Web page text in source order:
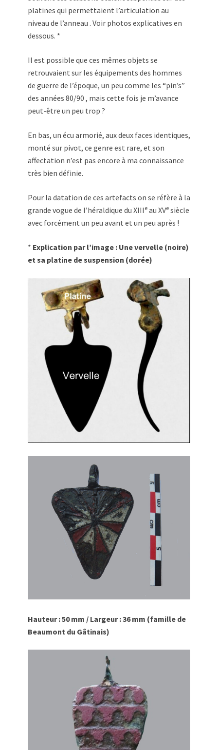
platines qui permettaient l’articulation au
niveau de l’anneau . Voir photos explicatives en
dessous. *
Il est possible que ces mêmes objets se
retrouvaient sur les équipements des hommes
de guerre de l’époque, un peu comme les “pin’s”
des années 80/90 , mais cette fois je m’avance
peut-être un peu trop ?
En bas, un écu armorié, aux deux faces identiques,
monté sur pivot, ce genre est rare, et son
affectation n’est pas encore à ma connaissance
très bien définie.
Pour la datation de ces artefacts on se réfère à la
grande vogue de l’héraldique du XIII eau XVesiècle
avec forcément un peu avant et un peu après !
* Explication par l’image : Une vervelle (noire)
et sa platine de suspension (dorée)
Hauteur : 50 mm / Largeur : 36 mm (famille de
Beaumont du Gâtinais)